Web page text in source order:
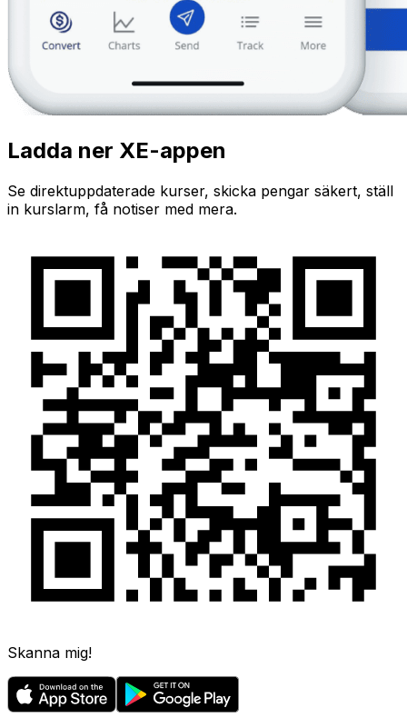
Ladda ner XE-appen
Se direktuppdaterade kurser, skicka pengar säkert, ställ
in kurslarm, få notiser med mera.
Skanna mig!